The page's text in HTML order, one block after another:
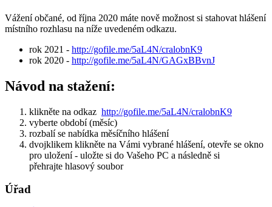
Vážení občané, od října 2020 máte nově možnost si stahovat hlášení
místního rozhlasu na níže uvedeném odkazu.
rok 2021 - http://gofile.me/5aL4N/cralobnK9
rok 2020 - http://gofile.me/5aL4N/GAGxBBvnJ
Návod na stažení:
klikněte na odkaz http://gofile.me/5aL4N/cralobnK9
vyberte období (měsíc)
rozbalí se nabídka měsíčního hlášení
dvojklikem klikněte na Vámi vybrané hlášení, otevře se okno
pro uložení - uložte si do Vašeho PC a následně si
přehrajte hlasový soubor
Úřad